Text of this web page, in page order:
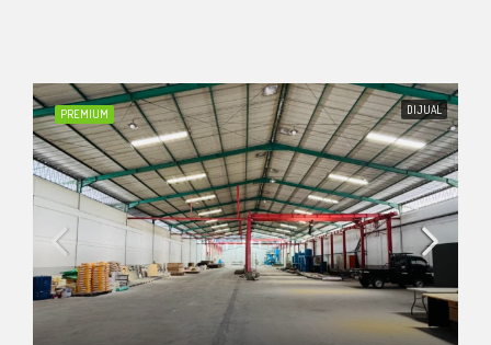
PREMIUM DIJUAL